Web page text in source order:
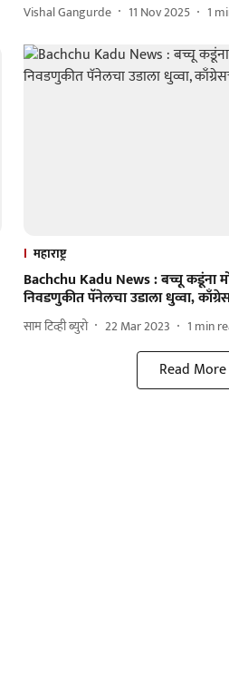
Vishal Gangurde 11 Nov 2025 1
महाराष्ट्र
Bachchu Kadu News : बच्चू कडूंना
निवडणुकीत पॅनेलचा उडाला धुव्वा,
साम टिव्ही ब्युरो 22 Mar 2023 1 min
Read More